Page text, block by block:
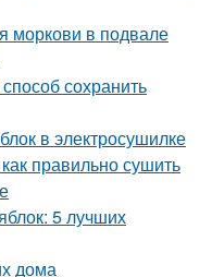
моркови в подвале
сохранить
в электросушилке
правильно сушить
5 лучших
дома